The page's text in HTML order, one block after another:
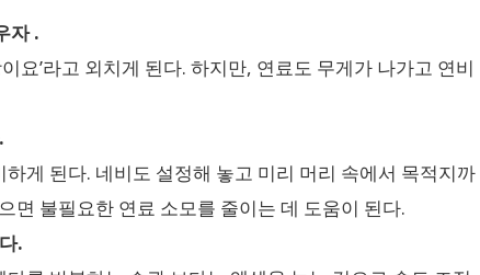
자 .
요’라고 외치게 된다. 하지만, 연료도 무게가 나가고 연비
게 된다. 네비도 설정해 놓고 미리 머리 속에서 목적지까
면 불필요한 연료 소모를 줄이는 데 도움이 된다.
.